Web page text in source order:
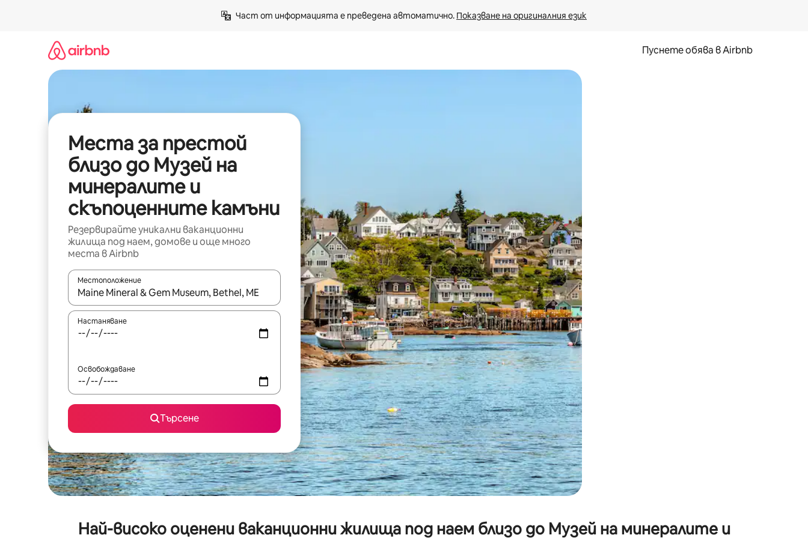
Част от информацията е преведена автоматично. Показване на оригиналния език
Пуснете обява в Airbnb
Места за престой
близо до Музей на
минералите и
скъпоценните камъни
Резервирайте уникални ваканционни
жилища под наем, домове и още много
места в Airbnb
Местоположение
Когато резултатите се покажат, използвайте клавишите със стрелки нагоре и надолу или навигирайте с докосване или плъзгане.
Настаняване
Освобождаване
Търсене
Най-високо оценени ваканционни жилища под наем близо до Музей на минералите и